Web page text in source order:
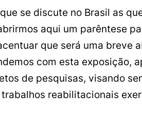
se discute no Brasil as
aqui um parêntese
que será uma breve
com esta exposição,
de pesquisas, visando
reabilitacionais